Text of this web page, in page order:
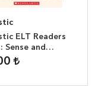
ELT Readers
Sense and